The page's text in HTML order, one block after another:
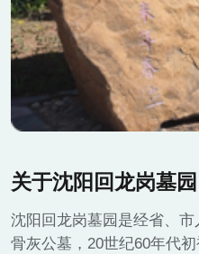
关于沈阳回龙岗墓园
沈阳回龙岗墓园是经省、
骨灰公墓，20世纪60年代